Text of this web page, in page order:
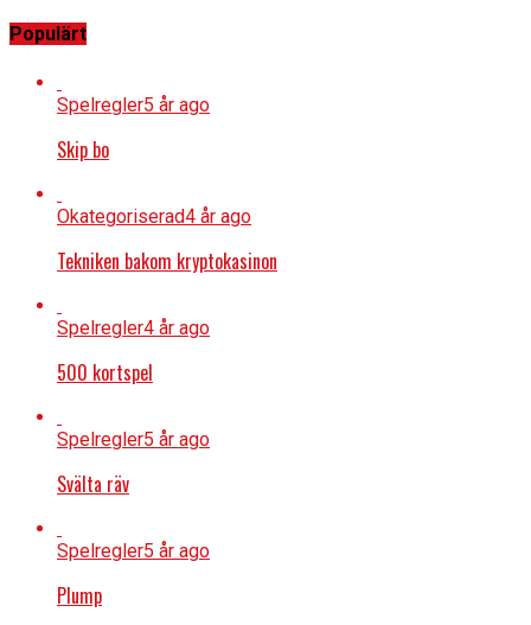
Populärt
Spelregler5 år ago
Skip bo
Okategoriserad4 år ago
Tekniken bakom kryptokasinon
Spelregler4 år ago
500 kortspel
Spelregler5 år ago
Svälta räv
Spelregler5 år ago
Plump